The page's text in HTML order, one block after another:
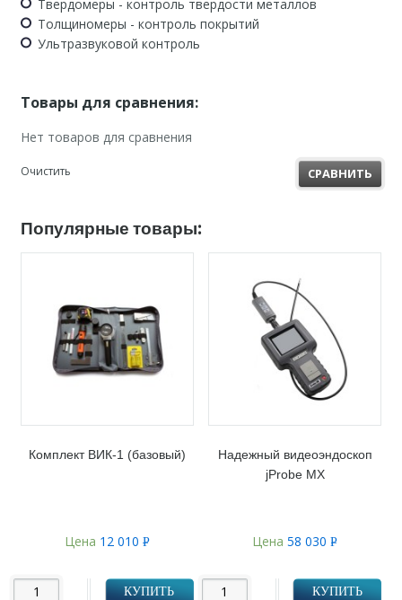
Твердомеры - контроль твердости металлов
Толщиномеры - контроль покрытий
Ультразвуковой контроль
Товары для сравнения:
Нет товаров для сравнения
Очистить СРАВНИТЬ
Популярные товары:
Комплект ВИК-1 (базовый)
Цена 12 010 Р
КУПИТЬ
Надежный видеоэндоскоп
jProbe MX
Цена58 030Р
КУПИТЬ